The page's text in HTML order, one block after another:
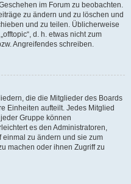
im Forum zu beobachten.
zu ändern und zu löschen und
und zu teilen. Üblicherweise
d. h. etwas nicht zum
Angreifendes schreiben.
die die Mitglieder des Boards
Einheiten aufteilt. Jedes Mitglied
Gruppe können
es den Administratoren,
einmal zu ändern und sie zum
machen oder ihnen Zugriff zu